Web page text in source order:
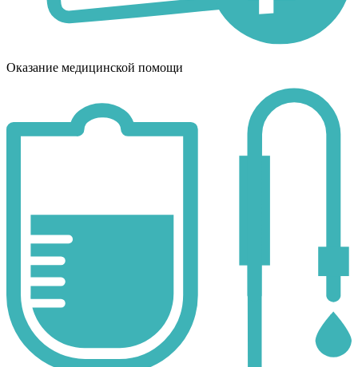
Оказание медицинской помощи